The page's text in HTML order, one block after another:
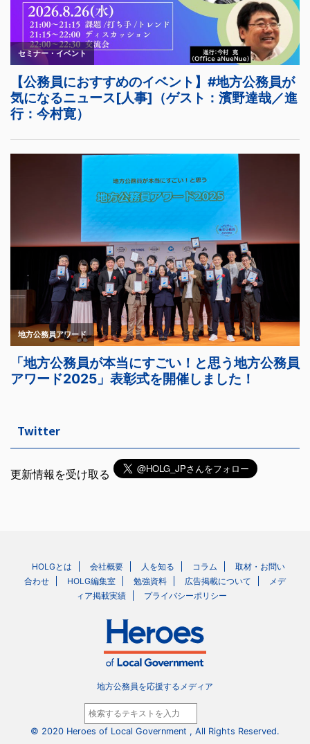
Twitter
更新情報を受け取る
HOLGとは 会社概要 人を知る コラム
取材・お問い
合わせ
HOLG編集室 勉強資料 広告掲載について
メデ
ィア掲載実績
プライバシーポリシー
地方公務員を応援するメディア
© 2020 Heroes of Local Government , All Rights Reserved.